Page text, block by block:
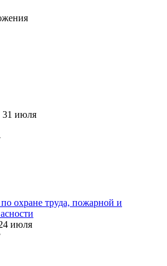
31 июля
охране труда, пожарной и
июля